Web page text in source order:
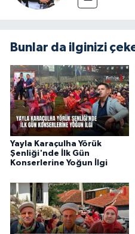
Bunlar da ilginizi
Yayla Karaçulha Yörük
Şenliği'nde İlk Gün
Konserlerine Yoğun İlgi